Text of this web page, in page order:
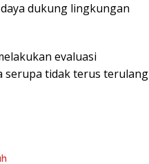
dukung lingkungan
evaluasi
serupa tidak terus terulang